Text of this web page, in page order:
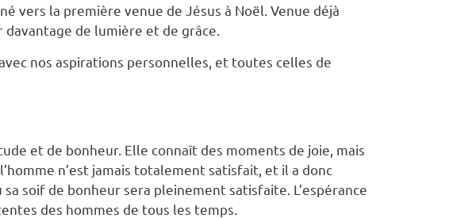
vers la première venue de Jésus à Noël. Venue déjà
de lumière et de grâce.
nos aspirations personnelles, et toutes celles de
et de bonheur. Elle connaît des moments de joie, mais
n’est jamais totalement satisfait, et il a donc
soif de bonheur sera pleinement satisfaite. L’espérance
des hommes de tous les temps.